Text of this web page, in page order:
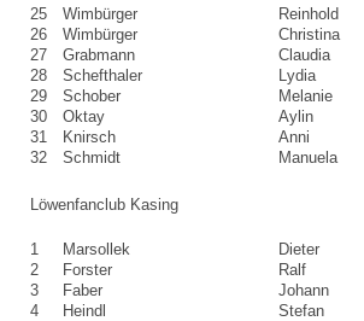
25
Wimbürger Reinhold
26
Wimbürger Christina
27
Grabmann Claudia
28
Schefthaler Lydia
29
Schober Melanie
30
Oktay Aylin
31
Knirsch Anni
32
Schmidt Manuela
Löwenfanclub Kasing
1 Marsollek Dieter
2
Forster Ralf
3
Faber Johann
4
Heindl Stefan